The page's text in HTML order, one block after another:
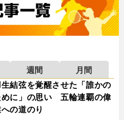
週間
月間
結弦を覚醒させた「誰かの
めに」の思い 五輪連覇の偉
の道のり